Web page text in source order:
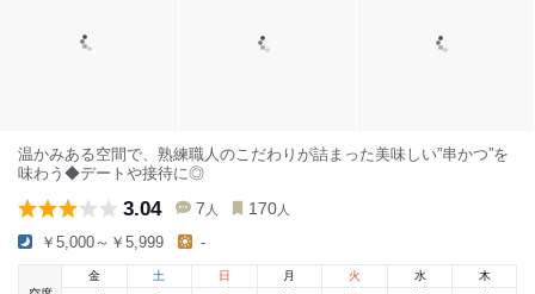
温かみある空間で、熟練職人のこだわりが詰まった美味しい”串かつ”を
味わう◆デートや接待に◎
3.04 7 人 170 人
￥5,000～￥5,999 -
金
土 日 月 火 水 木